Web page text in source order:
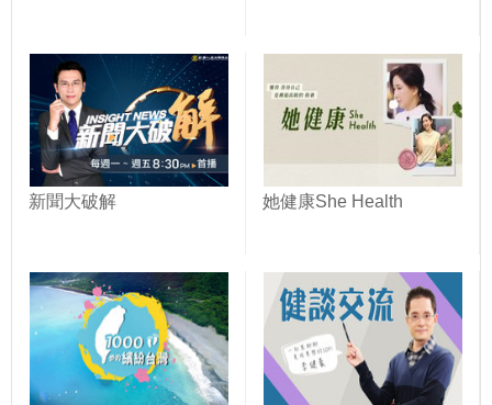
新聞大破解 她健康She Health